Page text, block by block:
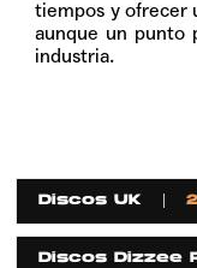
tiempos y ofrecer
aunque un punto
industria.
Discos UK
Discos Dizzee